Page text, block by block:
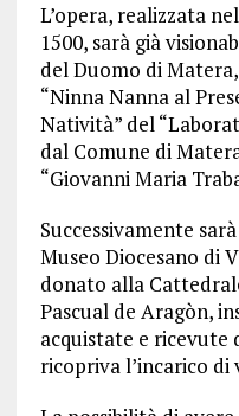
L’opera, realizzata
1500, sarà già
del Duomo di
“Ninna Nanna al
Natività” del
dal Comune di
“Giovanni Maria
Successivamente
Museo Diocesano di
donato alla
Pascual de Aragòn,
acquistate e
ricopriva l’incarico di